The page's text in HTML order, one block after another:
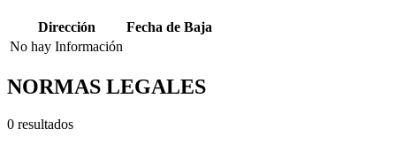
Dirección
Fecha de Baja
No hay Información
NORMAS LEGALES
0 resultados